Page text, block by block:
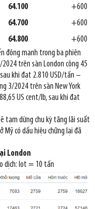
64.100
+600
64.700
+600
64.800
+600
động mạnh trong ba phiên
trên sàn London cộng 45
khi đạt 2.810 USD/tấn –
3/2024 trên sàn New York
US cent/lb, sau khi đạt
tạm dừng chu kỳ tăng lãi suất
Mỹ có dấu hiệu chững lại đã
London
dịch: lot = 10 tấn